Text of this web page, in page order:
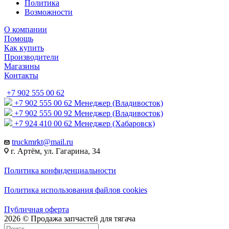
Политика
Возможности
О компании
Помощь
Как купить
Производители
Магазины
Контакты
+7 902 555 00 62
+7 902 555 00 62 Менеджер (Владивосток)
+7 902 555 00 92 Менеджер (Владивосток)
+7 924 410 00 62 Менеджер (Хабаровск)
truckmrkt@mail.ru
г. Артём, ул. Гагарина, 34
Политика конфиденциальности
Политика использования файлов cookies
Публичная оферта
2026 © Продажа запчастей для тягача